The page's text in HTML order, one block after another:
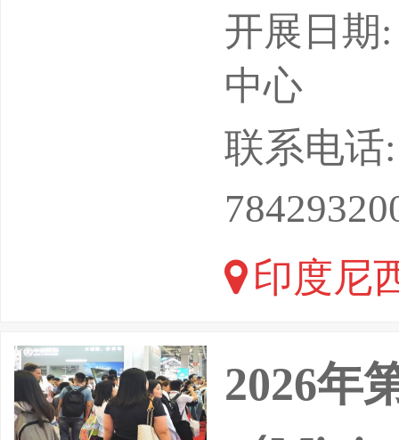
点：雅
办单位
励航国
本，寻找
开展日期
中心
联系电话
印度尼
2026年